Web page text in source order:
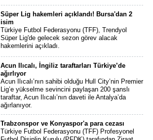
Süper Lig hakemleri açıklandı! Bursa'dan 2
isim
Türkiye Futbol Federasyonu (TFF), Trendyol
Süper Lig'de gelecek sezon görev alacak
hakemlerini açıkladı.
Acun Ilıcalı, İngiliz taraftarları Türkiye’de
ağırlıyor
Acun Ilıcalı’nın sahibi olduğu Hull City’nin Premier
Lig’e yükselme sevincini paylaşan 200 şanslı
taraftar, Acun Ilıcalı’nın daveti ile Antalya’da
ağırlanıyor.
Trabzonspor ve Konyaspor'a para cezası
Türkiye Futbol Federasyonu (TFF) Profesyonel